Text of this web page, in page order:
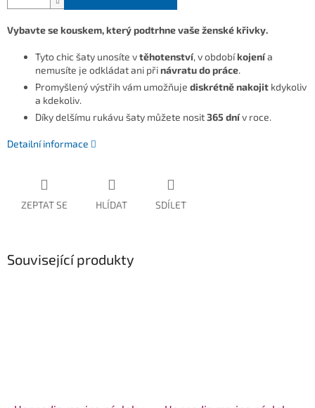
Vybavte se kouskem, který podtrhne vaše ženské křivky.
Tyto chic šaty unosíte vtěhotenství, v obdobíkojenía
nemusíte je odkládat ani přinávratu do práce.
Promyšlený výstřih vám umožňuje diskrétně nakojit kdykoliv
a kdekoliv.
Díky delšímu rukávu šaty můžete nosit365 dnív roce.
Detailní informace
ZEPTAT SE HLÍDAT SDÍLET
Související produkty